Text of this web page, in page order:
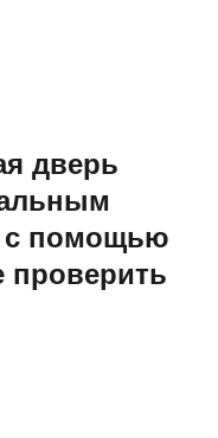
дверь
с помощью
проверить